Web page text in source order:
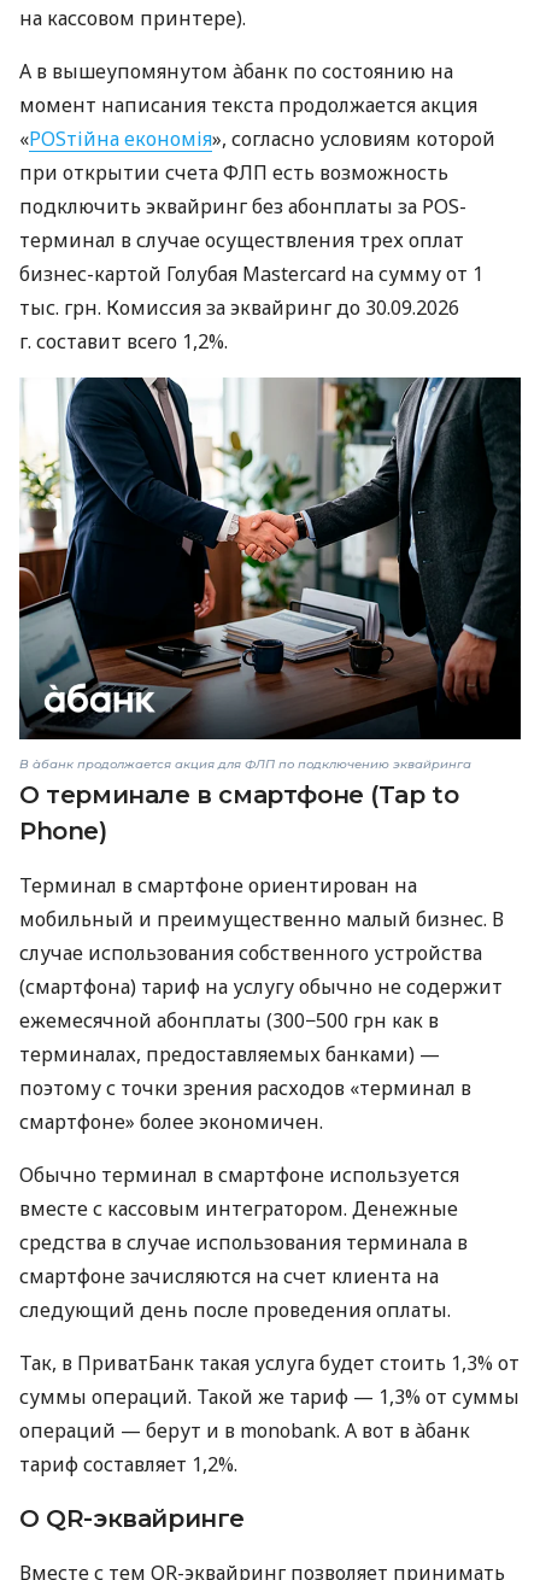
на кассовом принтере).
А в вышеупомянутом àбанк по состоянию на
момент написания текста продолжается акция
«POSтійна економія», согласно условиям которой
при открытии счета ФЛП есть возможность
подключить эквайринг без абонплаты за POS-
терминал в случае осуществления трех оплат
бизнес-картой Голубая Mastercard на сумму от 1
тыс. грн. Комиссия за эквайринг до 30.09.2026
г. составит всего 1,2%.
В àбанк продолжается акция для ФЛП по подключению эквайринга
О терминале в смартфоне (Tap to
Phone)
Терминал в смартфоне ориентирован на
мобильный и преимущественно малый бизнес. В
случае использования собственного устройства
(смартфона) тариф на услугу обычно не содержит
ежемесячной абонплаты (300−500 грн как в
терминалах, предоставляемых банками) —
поэтому с точки зрения расходов «терминал в
смартфоне» более экономичен.
Обычно терминал в смартфоне используется
вместе с кассовым интегратором. Денежные
средства в случае использования терминала в
смартфоне зачисляются на счет клиента на
следующий день после проведения оплаты.
Так, в ПриватБанк такая услуга будет стоить 1,3% от
суммы операций. Такой же тариф — 1,3% от суммы
операций — берут и в monobank. А вот в àбанк
тариф составляет 1,2%.
О QR-эквайринге
Вместе с тем QR-эквайринг позволяет принимать